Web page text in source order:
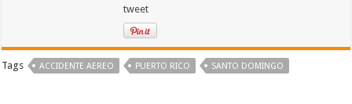
tweet
Tags ACCIDENTE AEREO PUERTO RICO SANTO DOMINGO